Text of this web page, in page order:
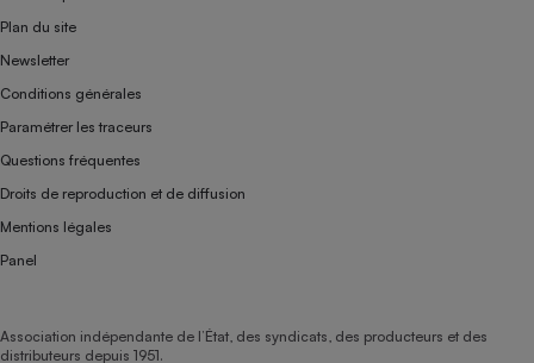
Plan du site
Newsletter
Conditions générales
Paramétrer les traceurs
Questions fréquentes
Droits de reproduction et de diffusion
Mentions légales
Panel
Association indépendante de l’État, des syndicats, des producteurs et des
distributeurs depuis 1951.